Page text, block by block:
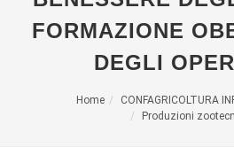
FORMAZIONE
DEGLI
Home CONFAGRICOLTURA
Produzioni